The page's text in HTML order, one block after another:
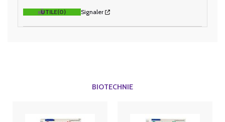
UTILE(0) Signaler
BIOTECHNIE